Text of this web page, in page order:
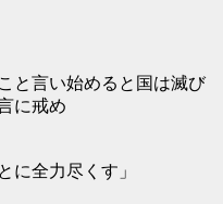
と言い始めると国は滅び
に戒め
に全力尽くす」